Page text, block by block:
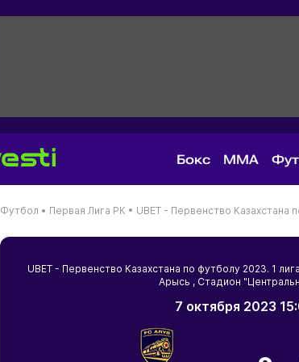
Бокс MMA
Футбол • Первая Лига РК • UBET - Первенство Казахстана
UBET - Первенство Казахстана по футболу 2023. 1
Арысь , Стадион
7 октября 2023